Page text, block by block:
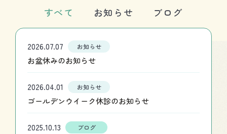
すべて お知らせ ブログ
2026.07.07 お知らせ
お盆休みのお知らせ
2026.04.01 お知らせ
ゴールデンウイーク休診のお知らせ
2025.10.13 ブログ